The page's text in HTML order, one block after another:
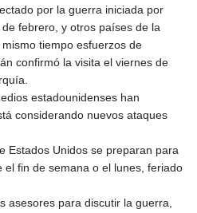
por la guerra iniciada por
febrero, y otros países de la
tiempo esfuerzos de
confirmó la visita el viernes de
estadounidenses han
considerando nuevos ataques
Estados Unidos se preparan para
el fin de semana o el lunes, feriado
asesores para discutir la guerra,